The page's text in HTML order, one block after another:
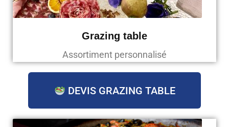
Grazing table
Assortiment personnalisé
DEVIS GRAZING TABLE